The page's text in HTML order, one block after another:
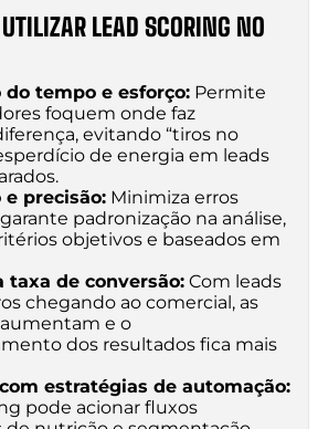
LEAD SCORING NO
tempo e esforço: Permite
foquem onde faz
evitando “tiros no
de energia em leads
precisão: Minimiza erros
padronização na análise,
objetivos e baseados em
taxa de conversão: Com leads
chegando ao comercial, as
e o
dos resultados fica mais
estratégias de automação:
pode acionar fluxos